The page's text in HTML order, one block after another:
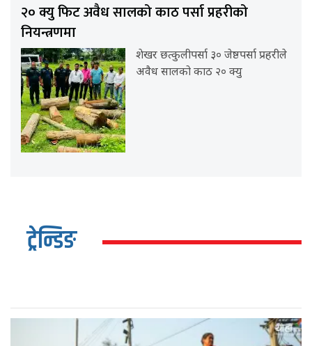
२० क्यु फिट अवैध सालको काठ पर्सा प्रहरीको
नियन्त्रणमा
शेखर छत्कुलीपर्सा ३० जेष्ठपर्सा प्रहरीले
अवैध सालको काठ २० क्यु
ट्रेन्डिङ